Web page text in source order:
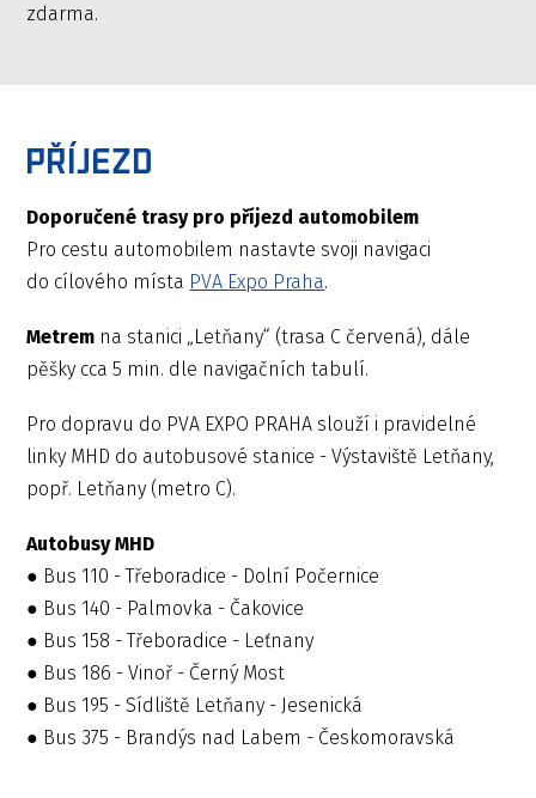
zdarma.
Příjezd
Doporučené trasy pro příjezd automobilem
Pro cestu automobilem nastavte svoji navigaci
do cílového místa PVA Expo Praha.
Metrem na stanici „Letňany“ (trasa C červená), dále
pěšky cca 5 min. dle navigačních tabulí.
Pro dopravu do PVA EXPO PRAHA slouží i pravidelné
linky MHD do autobusové stanice - Výstaviště Letňany,
popř. Letňany (metro C).
Autobusy MHD
● Bus 110 - Třeboradice - Dolní Počernice
● Bus 140 - Palmovka - Čakovice
● Bus 158 - Třeboradice - Leťnany
● Bus 186 - Vinoř - Černý Most
● Bus 195 - Sídliště Letňany - Jesenická
● Bus 375 - Brandýs nad Labem - Českomoravská